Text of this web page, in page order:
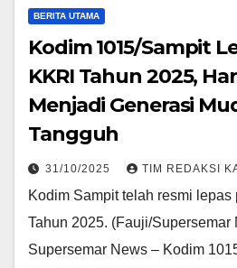
BERITA UTAMA
Kodim 1015/Sampit
KKRI Tahun 2025,
Menjadi Generasi
Tangguh
31/10/2025 TIM REDAKSI
Kodim Sampit telah resmi lepas
Tahun 2025. (Fauji/Supersemar
Supersemar News – Kodim